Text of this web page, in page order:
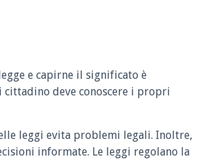
e capirne il significato è
cittadino deve conoscere i propri
leggi evita problemi legali. Inoltre,
informate. Le leggi regolano la